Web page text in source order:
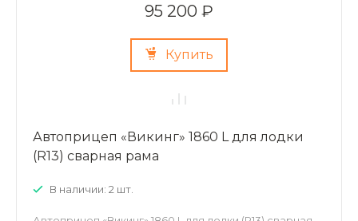
95 200 ₽
Купить
Автоприцеп «Викинг» 1860 L для лодки
(R13) сварная рама
В наличии: 2 шт.